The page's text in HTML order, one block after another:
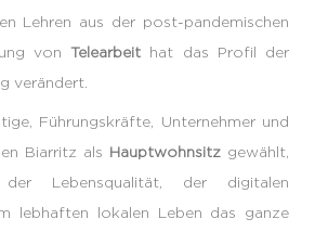
Lehren aus der post-pandemischen
von Telearbeit hat das Profil der
verändert.
Führungskräfte, Unternehmer und
Biarritz als Hauptwohnsitz gewählt,
Lebensqualität, der digitalen
lebhaften lokalen Leben das ganze